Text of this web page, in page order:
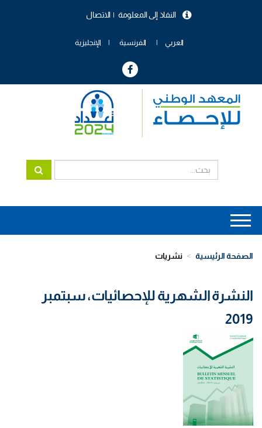
الاتصال النفاذ إلى المعلومة
العربي الفرنسية الإنجليزية
Main
navigation
الصفحة الرئيسية نشريات
النشرة الشهرية للإحصائيات، سبتمبر
2019